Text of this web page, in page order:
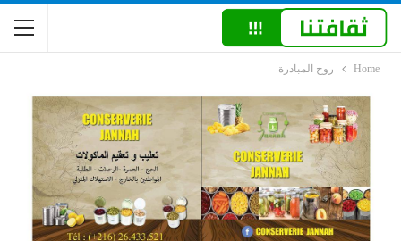
Home روح المبادرة